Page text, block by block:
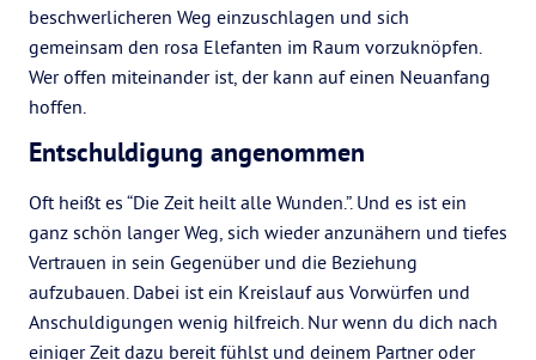
beschwerlicheren Weg einzuschlagen und sich
gemeinsam den rosa Elefanten im Raum vorzuknöpfen.
Wer offen miteinander ist, der kann auf einen Neuanfang
hoffen.
Entschuldigung angenommen
Oft heißt es “Die Zeit heilt alle Wunden.”. Und es ist ein
ganz schön langer Weg, sich wieder anzunähern und tiefes
Vertrauen in sein Gegenüber und die Beziehung
aufzubauen. Dabei ist ein Kreislauf aus Vorwürfen und
Anschuldigungen wenig hilfreich. Nur wenn du dich nach
einiger Zeit dazu bereit fühlst und deinem Partner oder